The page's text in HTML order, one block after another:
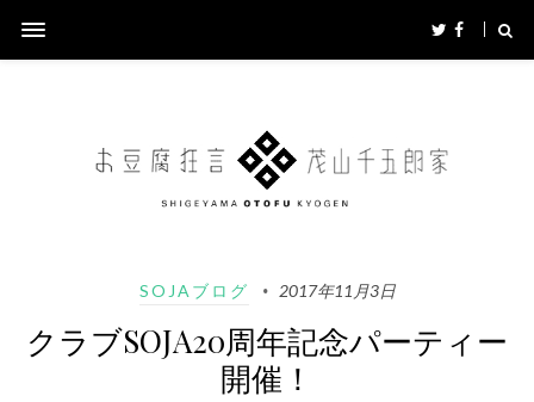
SOJAブログ 2017年11月3日
クラブSOJA20周年記念パーティー
開催！